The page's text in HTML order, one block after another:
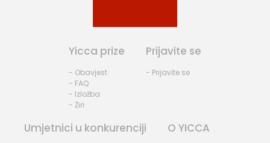
Yicca prize
- Obavjest
- FAQ
- Izložba
- Žiri
Prijavite se
- Prijavite se
Umjetnici u konkurenciji O YICCA